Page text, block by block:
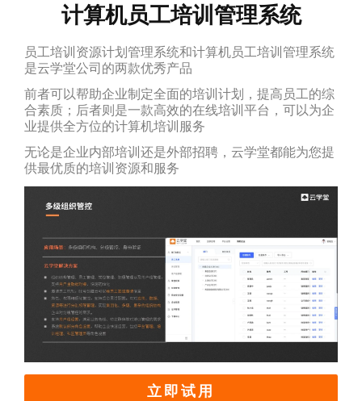
计算机员工培训管理系统
员工培训资源计划管理系统和计算机员工培训管理系统
是云学堂公司的两款优秀产品
前者可以帮助企业制定全面的培训计划，提高员工的综
合素质；后者则是一款高效的在线培训平台，可以为企
业提供全方位的计算机培训服务
无论是企业内部培训还是外部招聘，云学堂都能为您提
供最优质的培训资源和服务
立即试用